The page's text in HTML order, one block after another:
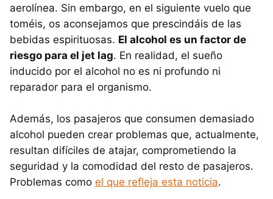
aerolínea. Sin embargo, en el siguiente vuelo que
toméis, os aconsejamos que prescindáis de las
bebidas espirituosas. El alcohol es un factor de
riesgo para el jet lag. En realidad, el sueño
inducido por el alcohol no es ni profundo ni
reparador para el organismo.
Además, los pasajeros que consumen demasiado
alcohol pueden crear problemas que, actualmente,
resultan difíciles de atajar, comprometiendo la
seguridad y la comodidad del resto de pasajeros.
Problemas como el que refleja esta noticia.